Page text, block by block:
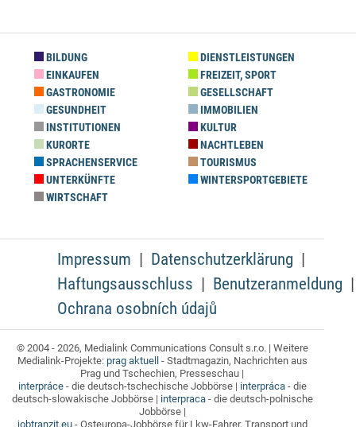
BILDUNG
DIENSTLEISTUNGEN
EINKAUFEN
FREIZEIT, SPORT
GASTRONOMIE
GESELLSCHAFT
GESUNDHEIT
IMMOBILIEN
INSTITUTIONEN
KULTUR
KURORTE
NACHTLEBEN
SPRACHENSERVICE
TOURISMUS
UNTERKÜNFTE
WINTERSPORTGEBIETE
WIRTSCHAFT
Impressum
Datenschutzerklärung
Haftungsausschluss
Benutzeranmeldung
Ochrana osobních údajů
© 2004 - 2026, Medialink Communications Consult s.r.o. | Weitere
Medialink-Projekte: prag aktuell- Stadtmagazin, Nachrichten aus
Prag und Tschechien, Presseschau |
interpráce- die deutsch-tschechische Jobbörse | interpráca- die
deutsch-slowakische Jobbörse | interpraca- die deutsch-polnische
Jobbörse |
jobtranzit.eu- Osteuropa-Jobbörse für Lkw-Fahrer, Transport und